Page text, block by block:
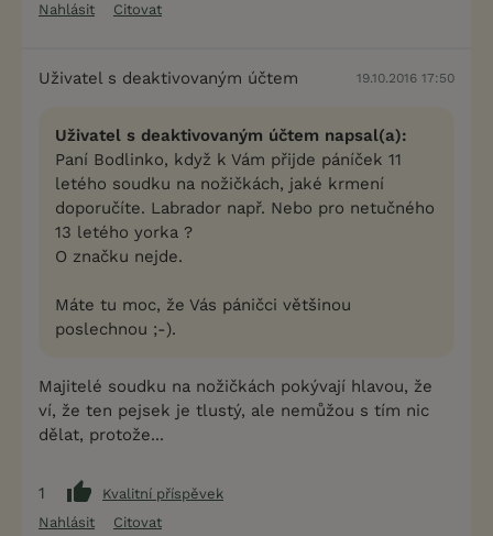
Nahlásit
Citovat
Uživatel s deaktivovaným účtem 19.10.2016 17:50
Uživatel s deaktivovaným účtem napsal(a):
Paní Bodlinko, když k Vám přijde páníček 11
letého soudku na nožičkách, jaké krmení
doporučíte. Labrador např. Nebo pro netučného
13 letého yorka ?
O značku nejde.
Máte tu moc, že Vás páničci většinou
poslechnou ;-).
Majitelé soudku na nožičkách pokývají hlavou, že
ví, že ten pejsek je tlustý, ale nemůžou s tím nic
dělat, protože...
1
Kvalitní příspěvek
Nahlásit
Citovat